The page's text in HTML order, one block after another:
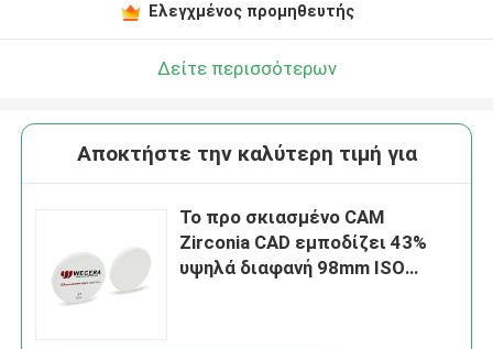
Ελεγχμένος προμηθευτής
Δείτε περισσότερων
Αποκτήστε την καλύτερη τιμή για
Το προ σκιασμένο CAM
Zirconia CAD εμποδίζει 43%
υψηλά διαφανή 98mm ISO